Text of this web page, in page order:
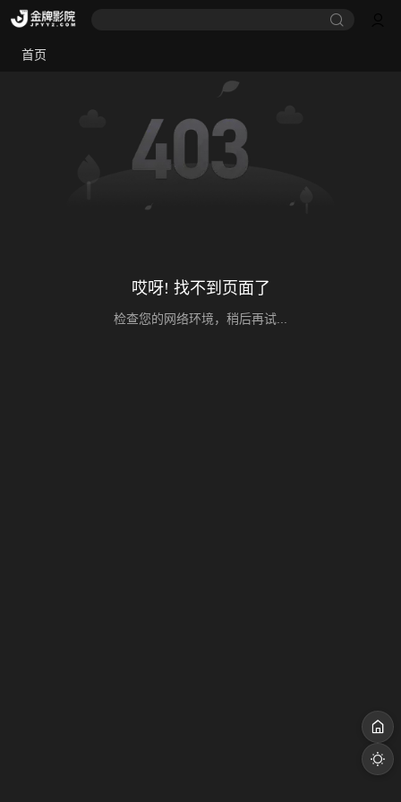
首页
哎呀! 找不到页面了
检查您的网络环境，稍后再试...